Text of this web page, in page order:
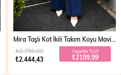
Mira Taşlı Kot İkili Takım Koyu Mavi 19286
₺2.444,43
₺2.750,00 Sepette %10
₺2199,99